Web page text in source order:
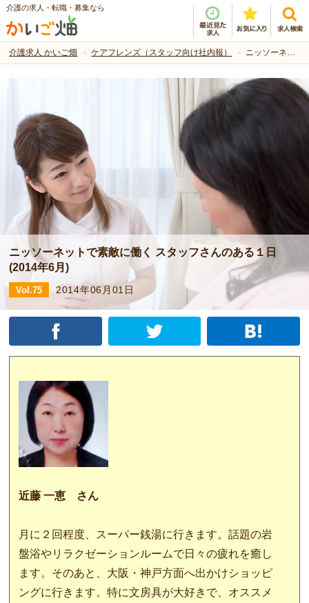
介護の求人・転職・募集なら
介護求人 かいご畑 ケアフレンズ（スタッフ向け社内報） ニッソーネットで素敵に働く スタッフさんのある１日(2014年6月) -Vol.75 | ケアフレンズ（スタッフ向け社内報）
Vol.75 2014年06月01日
ニッソーネットで素敵に働く スタッフさんのある１日
(2014年6月)
近藤 一恵 さん
月に２回程度、スーパー銭湯に行きます。話題の岩
盤浴やリラクゼーションルームで日々の疲れを癒し
ます。そのあと、大阪・神戸方面へ出かけショッピ
ングに行きます。特に文房具が大好きで、オススメ